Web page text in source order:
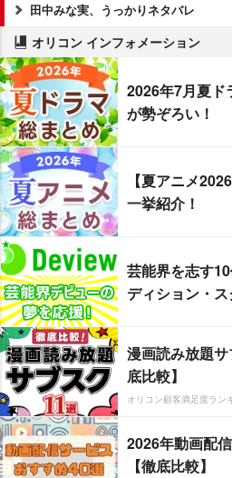
田中みな実、うっかりネタバレ
オリコン インフォメーション
2026年7月夏ド
が勢ぞろい！
【夏アニメ
一挙紹介！
芸能界を志す
ディション・
漫画読み放題
底比較】
オリコン顧客満足度ラン
2026年動画配
【徹底比較】